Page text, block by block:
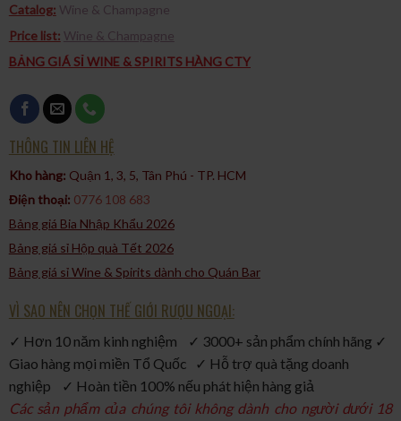
Catalog: Wine & Champagne
Price list: Wine & Champagne
BẢNG GIÁ SỈ WINE & SPIRITS HÀNG CTY
THÔNG TIN LIÊN HỆ
Kho hàng: Quận 1, 3, 5, Tân Phú - TP. HCM​
Điện thoại: 0776 108 683
Bảng giá Bia Nhập Khẩu 2026
Bảng giá sỉ Hộp quà Tết 2026
Bảng giá sỉ Wine & Spirits dành cho Quán Bar
VÌ SAO NÊN CHỌN THẾ GIỚI RƯỢU NGOẠI:
✓ Hơn 10 năm kinh nghiệm ✓ 3000+ sản phẩm chính hãng ✓
Giao hàng mọi miền Tổ Quốc ✓ Hỗ trợ quà tặng doanh
nghiệp ✓ Hoàn tiền 100% nếu phát hiện hàng giả
Các sản phẩm của chúng tôi không dành cho người dưới 18